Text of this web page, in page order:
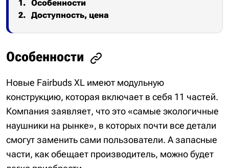
Особенности
Доступность, цена
Особенности
Новые Fairbuds XL имеют модульную
конструкцию, которая включает в себя 11 частей.
Компания заявляет, что это «самые экологичные
наушники на рынке», в которых почти все детали
смогут заменить сами пользователи. А запасные
части, как обещает производитель, можно будет